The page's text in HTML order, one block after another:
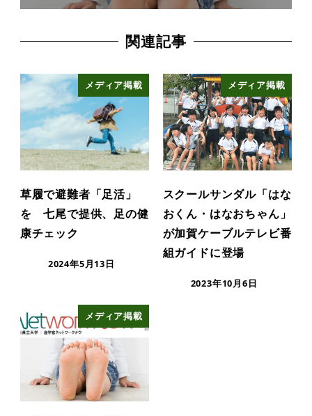
関連記事
メディア掲載
草履で避難者「足活」
を 七尾で提供、足の健
康チェック
2024年5月13日
メディア掲載
スクールサンダル「はな
おくん・はなおちゃん」
が加賀ケーブルテレビ番
組ガイドに登場
2023年10月6日
メディア掲載